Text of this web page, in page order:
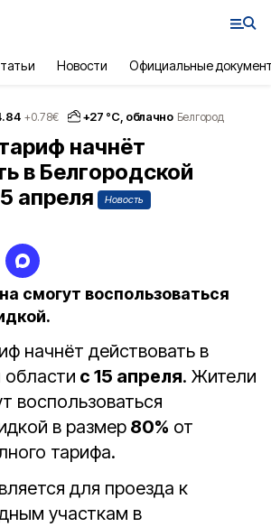
Новости Официальные
+0.78€ +27 °С, облачно Белгород
начнёт
в Белгородской
апреля
Новость
смогут воспользоваться
начнёт действовать в
области с 15 апреля. Жители
воспользоваться
в размер 80% от
тарифа.
для проезда к
участкам в